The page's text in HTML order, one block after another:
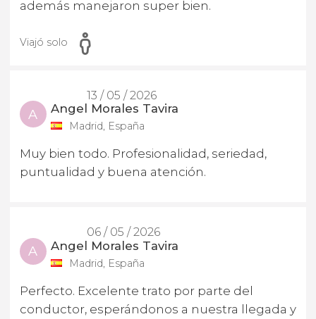
además manejaron super bien.
Viajó solo
13 / 05 / 2026
A Angel Morales Tavira
Madrid, España
Muy bien todo. Profesionalidad, seriedad,
puntualidad y buena atención.
06 / 05 / 2026
A Angel Morales Tavira
Madrid, España
Perfecto. Excelente trato por parte del
conductor, esperándonos a nuestra llegada y